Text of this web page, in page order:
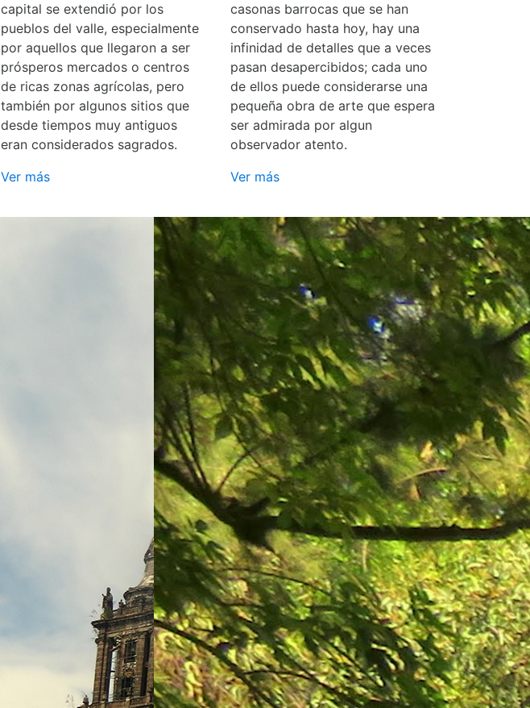
capital se extendió por los
pueblos del valle, especialmente
por aquellos que llegaron a ser
prósperos mercados o centros
de ricas zonas agrícolas, pero
también por algunos sitios que
desde tiempos muy antiguos
eran considerados sagrados.
Ver más
casonas barrocas que se han
conservado hasta hoy, hay una
infinidad de detalles que a veces
pasan desapercibidos; cada uno
de ellos puede considerarse una
pequeña obra de arte que espera
ser admirada por algun
observador atento.
Ver más